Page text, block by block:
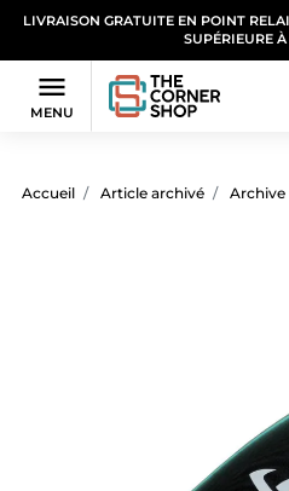
LIVRAISON GRATUITE EN POINT
SUPÉRIEURE

MENU
Accueil Article archivé Archive